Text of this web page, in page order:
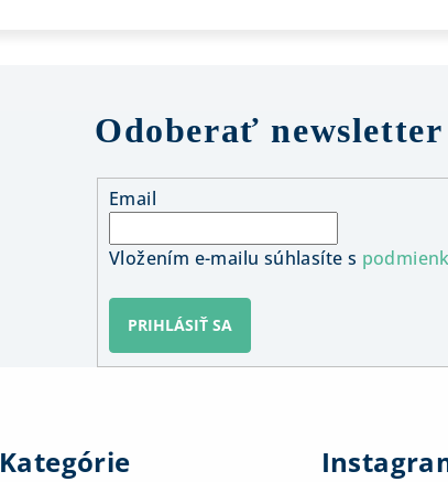
Odoberať newsletter
Email
Vložením e-mailu súhlasíte s
PRIHLÁSIŤ SA
Kategórie